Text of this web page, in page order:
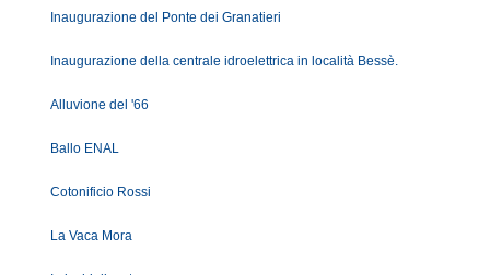
Inaugurazione del Ponte dei Granatieri
Inaugurazione della centrale idroelettrica in località Bessè.
Alluvione del '66
Ballo ENAL
Cotonificio Rossi
La Vaca Mora